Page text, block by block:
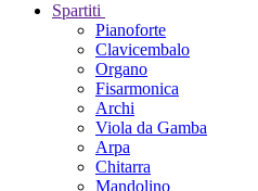
Spartiti
Pianoforte
Clavicembalo
Organo
Fisarmonica
Archi
Viola da Gamba
Arpa
Chitarra
Mandolino